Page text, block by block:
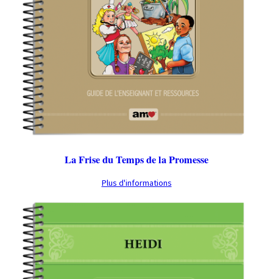
La Frise du Temps de la Promesse
Plus d'informations